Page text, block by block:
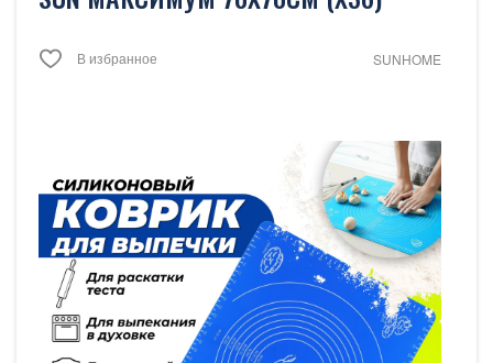
SUNHOME
В избранное